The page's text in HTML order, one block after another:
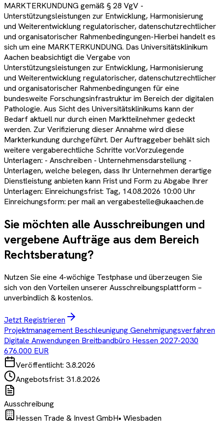
MARKTERKUNDUNG gemäß § 28 VgV -
Unterstützungsleistungen zur Entwicklung, Harmonisierung
und Weiterentwicklung regulatorischer, datenschutzrechtlicher
und organisatorischer Rahmenbedingungen-Hierbei handelt es
sich um eine MARKTERKUNDUNG. Das Universitätsklinikum
Aachen beabsichtigt die Vergabe von
Unterstützungsleistungen zur Entwicklung, Harmonisierung
und Weiterentwicklung regulatorischer, datenschutzrechtlicher
und organisatorischer Rahmenbedingungen für eine
bundesweite Forschungsinfrastruktur im Bereich der digitalen
Pathologie. Aus Sicht des Universitätsklinikums kann der
Bedarf aktuell nur durch einen Marktteilnehmer gedeckt
werden. Zur Verifizierung dieser Annahme wird diese
Markterkundung durchgeführt. Der Auftraggeber behält sich
weitere vergaberechtliche Schritte vor.Vorzulegende
Unterlagen: - Anschreiben - Unternehmensdarstellung -
Unterlagen, welche belegen, dass Ihr Unternehmen derartige
Dienstleistung anbieten kann Frist und Form zu Abgabe Ihrer
Unterlagen: Einreichungsfrist: Tag, 14.08.2026 10:00 Uhr
Einreichungsform: per mail an vergabestelle@ukaachen.de
Sie möchten alle Ausschreibungen und
vergebene Aufträge aus dem Bereich
Rechtsberatung?
Nutzen Sie eine 4-wöchige Testphase und überzeugen Sie
sich von den Vorteilen unserer Ausschreibungsplattform –
unverbindlich & kostenlos.
Jetzt Registrieren
Projektmanagement Beschleunigung Genehmigungsverfahren
Digitale Anwendungen Breitbandbüro Hessen 2027-2030
676.000 EUR
Veröffentlicht: 3.8.2026
Angebotsfrist: 31.8.2026
Ausschreibung
Hessen Trade & Invest GmbH• Wiesbaden